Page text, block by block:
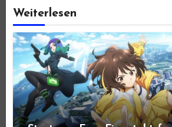
Weiterlesen